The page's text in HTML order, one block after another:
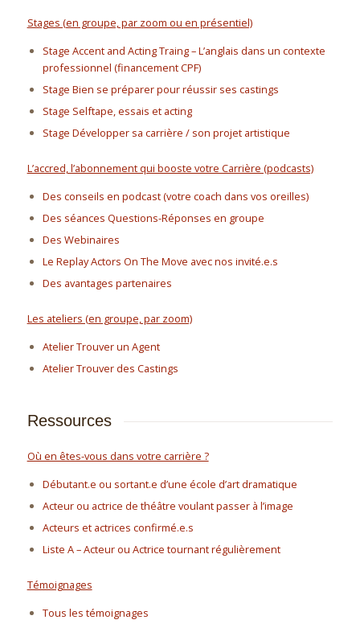
Stages (en groupe, par zoom ou en présentiel)
Stage Accent and Acting Traing – L’anglais dans un contexte
professionnel (financement CPF)
Stage Bien se préparer pour réussir ses castings
Stage Selftape, essais et acting
Stage Développer sa carrière / son projet artistique
L’accred, l’abonnement qui booste votre Carrière (podcasts)
Des conseils en podcast (votre coach dans vos oreilles)
Des séances Questions-Réponses en groupe
Des Webinaires
Le Replay Actors On The Move avec nos invité.e.s
Des avantages partenaires
Les ateliers (en groupe, par zoom)
Atelier Trouver un Agent
Atelier Trouver des Castings
Ressources
Où en êtes-vous dans votre carrière ?
Débutant.e ou sortant.e d’une école d’art dramatique
Acteur ou actrice de théâtre voulant passer à l’image
Acteurs et actrices confirmé.e.s
Liste A – Acteur ou Actrice tournant régulièrement
Témoignages
Tous les témoignages